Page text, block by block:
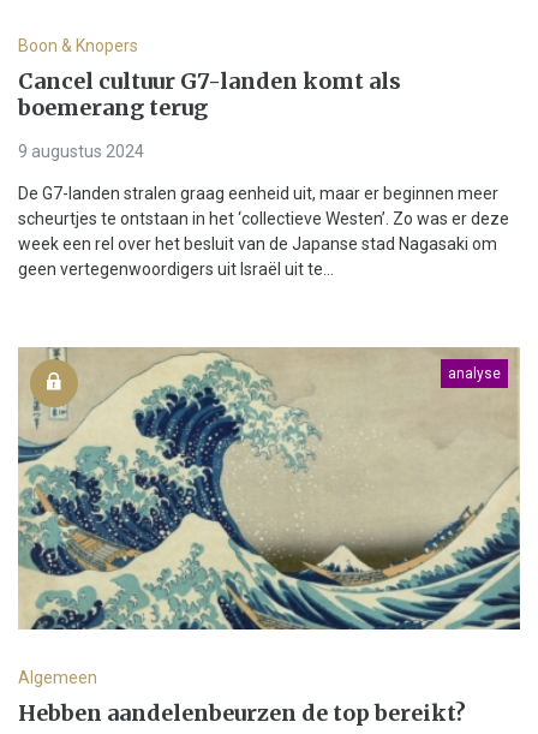
Boon & Knopers
Cancel cultuur G7-landen komt als
boemerang terug
9 augustus 2024
De G7-landen stralen graag eenheid uit, maar er beginnen meer
scheurtjes te ontstaan in het ‘collectieve Westen’. Zo was er deze
week een rel over het besluit van de Japanse stad Nagasaki om
geen vertegenwoordigers uit Israël uit te...
analyse
Algemeen
Hebben aandelenbeurzen de top bereikt?